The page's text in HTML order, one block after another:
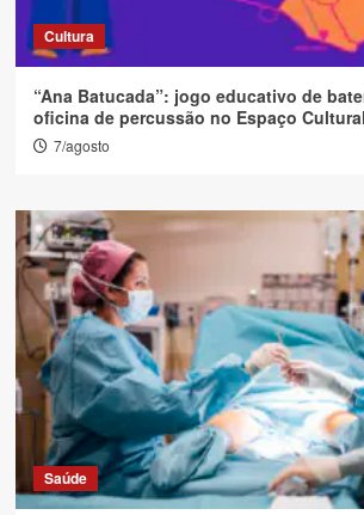
Cultura
“Ana Batucada”: jogo educativo de
oficina de percussão no Espaço
7/agosto
Saúde